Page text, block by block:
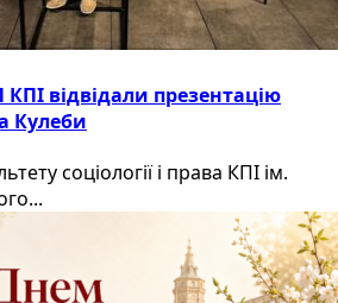
відвідали презентацію
Кулеби
соціології і права КПІ ім.